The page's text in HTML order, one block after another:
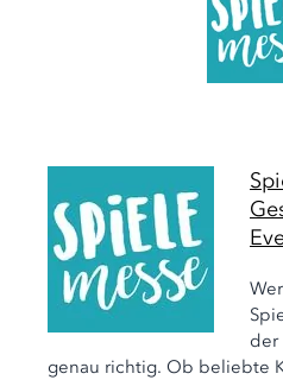
der
genau richtig. Ob beliebte